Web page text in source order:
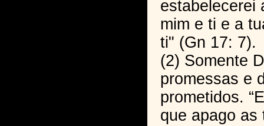
estabelecerei
mim e ti e a
ti" (Gn 17: 7).
(2) Somente
promessas e
prometidos.
que apago as